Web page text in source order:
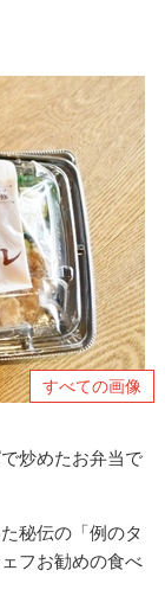
すべての画像
炒めたお弁当で
秘伝の「例のタ
フお勧めの食べ